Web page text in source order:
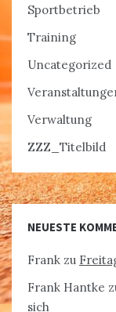
Sportbetrieb
Training
Uncategorized
Verwaltung
ZZZ_Titelbild
NEUESTE
Frank zu
Frank Hantke
sich